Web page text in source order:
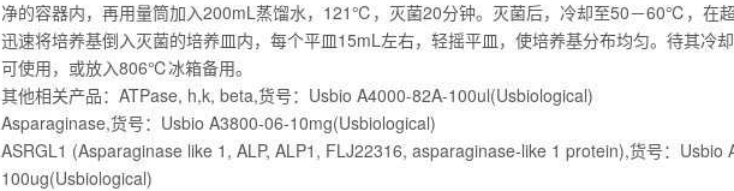
净的容器内，再用量筒加入200mL蒸馏水，121℃，灭菌20分钟。灭菌后，冷却至50－60℃，在超
迅速将培养基倒入灭菌的培养皿内，每个平皿15mL左右，轻摇平皿，使培养基分布均匀。待其冷
可使用，或放入806℃冰箱备用。
其他相关产品：ATPase, h,k, beta,货号：Usbio A4000-82A-100ul(Usbiological)
Asparaginase,货号：Usbio A3800-06-10mg(Usbiological)
ASRGL1 (Asparaginase like 1, ALP, ALP1, FLJ22316, asparaginase-like 1 protein),货号：Usbio
100ug(Usbiological)